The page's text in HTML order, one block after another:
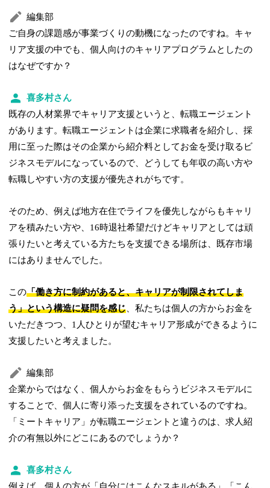
編集部
ご自身の課題感が事業づくりの動機になったのですね。キャ
リア支援の中でも、個人向けのキャリアプログラムとしたの
はなぜですか？
喜多村さん
既存の人材業界でキャリア支援というと、転職エージェント
があります。転職エージェントは企業に求職者を紹介し、採
用に至った際はその企業から紹介料としてお金を受け取るビ
ジネスモデルになっているので、どうしても年収の高い方や
転職しやすい方の支援が優先されがちです。
そのため、例えば地方在住でライフを優先しながらもキャリ
アを積みたい方や、16時退社希望だけどキャリアとしては頑
張りたいと考えている方たちを支援できる場所は、既存市場
にはありませんでした。
この「働き方に制約があると、キャリアが制限されてしま
う」という構造に疑問を感じ 、私たちは個人の方からお金を
いただきつつ、1人ひとりが望むキャリア形成ができるように
支援したいと考えました。
編集部
企業からではなく、個人からお金をもらうビジネスモデルに
することで、個人に寄り添った支援をされているのですね。
「ミートキャリア」が転職エージェントと違うのは、求人紹
介の有無以外にどこにあるのでしょうか？
喜多村さん